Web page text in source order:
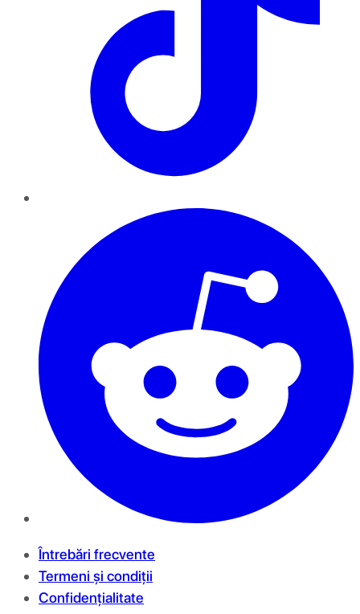
Întrebări frecvente
Termeni și condiții
Confidențialitate